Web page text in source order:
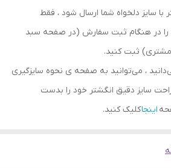
با سایز دلخواه شما ارسال شود ، فقط
در هنگام ثبت سفارش (در صفحه سبد
ثبت کنید.
، می‌توانید به صفحه ی نحوه سایزگیری
سایز دقیق انگشتر خود را بدست
اینجاکلیک کنید.